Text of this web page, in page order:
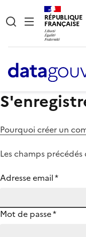
RÉPUBLIQUE
FRANÇAISE
Pourquoi créer un
Les champs
Adresse email*
Mot de passe*